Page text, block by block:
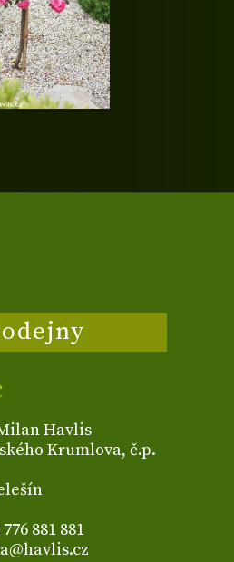
Havlis
Krumlova, č.p.
881 881